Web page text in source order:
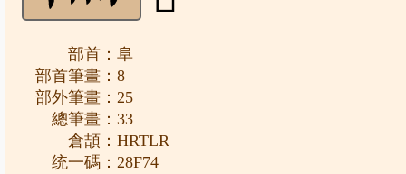
部首：阜
部首筆畫：8
部外筆畫：25
總筆畫：33
倉頡：HRTLR
统一碼：28F74